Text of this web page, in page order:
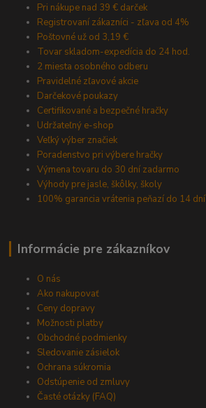
Pri nákupe nad 39 € darček
Registrovaní zákazníci - zľava od 4%
Poštovné už od 3,19 €
Tovar skladom-expedícia do 24 hod.
2 miesta osobného odberu
Pravidelné zľavové akcie
Darčekové poukazy
Certifikované a bezpečné hračky
Udržateľný e-shop
Veľký výber značiek
Poradenstvo pri výbere hračky
Výmena tovaru do 30 dní zadarmo
Výhody pre jasle, škôlky, školy
100% garancia vrátenia peňazí do 14 dní
Informácie pre zákazníkov
O nás
Ako nakupovať
Ceny dopravy
Možnosti platby
Obchodné podmienky
Sledovanie zásielok
Ochrana súkromia
Odstúpenie od zmluvy
Časté otázky (FAQ)